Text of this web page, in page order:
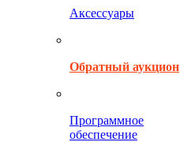
Аксессуары
Обратный аукцион
Программное
обеспечение